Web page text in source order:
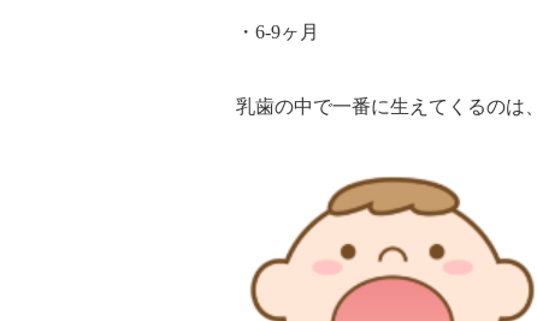
・6-9ヶ月
乳歯の中で一番に生えてくるのは